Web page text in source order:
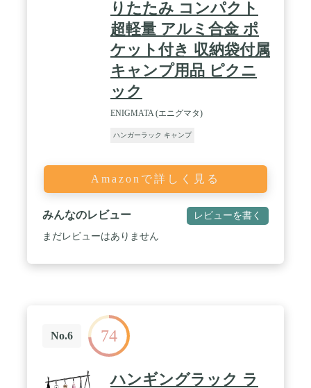
りたたみ コンパクト
超軽量 アルミ合金 ポ
ケット付き 収納袋付属
キャンプ用品 ピクニ
ック
ENIGMATA (エニグマタ)
ハンガーラック キャンプ
Amazonで詳しく見る
みんなのレビュー レビューを書く
まだレビューはありません
No.6 74
ハンギングラック ラ